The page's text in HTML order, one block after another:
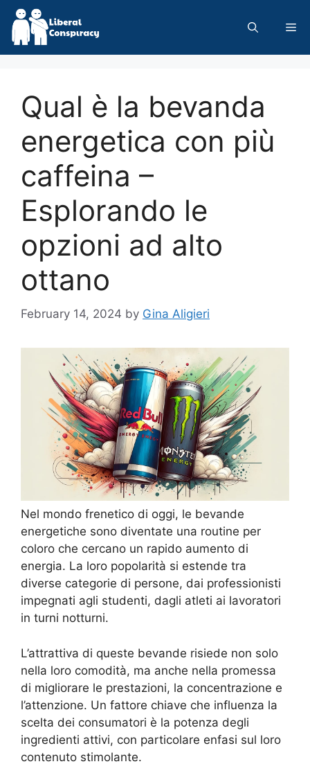
Skip
content
Qual è la bevanda
energetica con più
caffeina –
Esplorando le
opzioni ad alto
ottano
February 14, 2024 by Gina Aligieri
Nel mondo frenetico di oggi, le bevande
energetiche sono diventate una routine per
coloro che cercano un rapido aumento di
energia. La loro popolarità si estende tra
diverse categorie di persone, dai professionisti
impegnati agli studenti, dagli atleti ai lavoratori
in turni notturni.
L’attrattiva di queste bevande risiede non solo
nella loro comodità, ma anche nella promessa
di migliorare le prestazioni, la concentrazione e
l’attenzione. Un fattore chiave che influenza la
scelta dei consumatori è la potenza degli
ingredienti attivi, con particolare enfasi sul loro
contenuto stimolante.